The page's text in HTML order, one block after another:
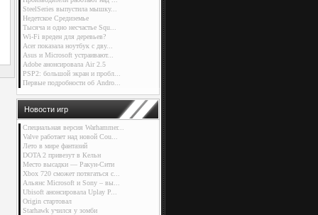
SteelSeries выпустила мышку...
Недетское Средиземье
Тысяча и одно несчастье Squ...
Wi-Fi вреден для деревьев?
Acer показала ноутбук с дву...
Asus и Microsoft устраивают...
Adobe анонсировала Air 2.5
PSP2: большой экран и пробл...
Первые подробности об Andro...
Новости игр
Специальная версия Warhammer...
Valve работает над новой Cou...
Лето в мире фантазий
DOTA 2 привезут в Кельн
Место высадки — Ракун-Сити
Xbox 720 сможет потягаться с...
Альянс Microsoft и Sony – вы...
Ubisoft анонсировала Uplay P...
Origin стартовал
Starhawk учился у зомби